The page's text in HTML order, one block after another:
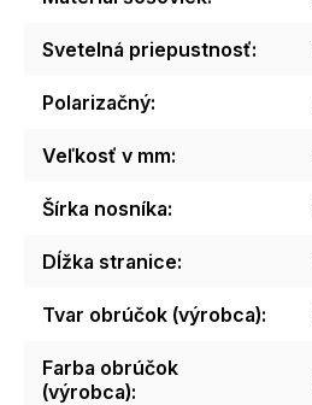
Svetelná priepustnosť:
Polarizačný:
Veľkosť v mm:
Šírka nosníka:
Dĺžka stranice:
Tvar obrúčok (výrobca):
Farba obrúčok
(výrobca):